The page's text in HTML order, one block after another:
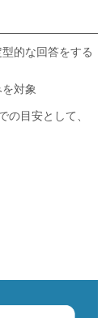
的な回答をする
対象
目安として、